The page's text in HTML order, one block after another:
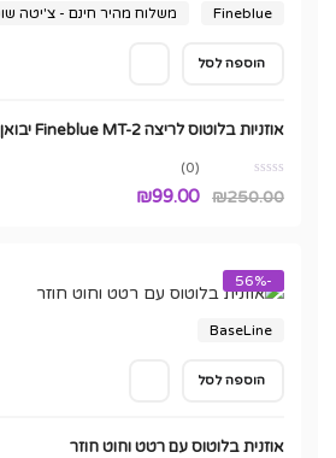
המוצר
Fineblue משלוח מהיר חינם - צ'יטה שופס
הוספה לסל
אוזניות בלוטוס לריצה Fineblue MT-2 יבואן רישמי
₪250.00
המחיר
₪250.00.
₪99.00
המחיר
₪99.00.
BaseLine
הוספה לסל
אוזנית בלוטוס עם רטט וחוט חוזר